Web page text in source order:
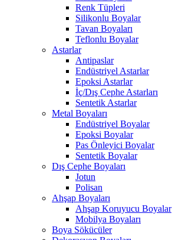
Renk Tüpleri
Silikonlu Boyalar
Tavan Boyaları
Teflonlu Boyalar
Astarlar
Antipaslar
Endüstriyel Astarlar
Epoksi Astarlar
İç/Dış Cephe Astarları
Sentetik Astarlar
Metal Boyaları
Endüstriyel Boyalar
Epoksi Boyalar
Pas Önleyici Boyalar
Sentetik Boyalar
Dış Cephe Boyaları
Jotun
Polisan
Ahşap Boyaları
Ahşap Koruyucu Boyalar
Mobilya Boyaları
Boya Sökücüler